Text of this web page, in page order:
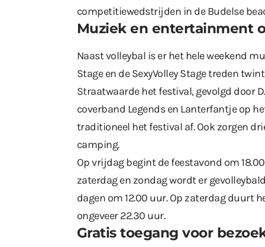
competitiewedstrijden in de Budelse
Muziek en entertainment
Naast volleybal is er het hele weekend
Stage en de SexyVolley Stage treden
Straatwaarde het festival, gevolgd door
coverband Legends en Lanterfantje op
traditioneel het festival af. Ook zorgen
camping.
Op vrijdag begint de feestavond om
zaterdag en zondag wordt er
dagen om 12.00 uur. Op zaterdag duurt
ongeveer 22.30 uur.
Gratis toegang voor